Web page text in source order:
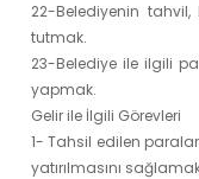
22-Belediyenin tahvil,
tutmak.
23-Belediye ile ilgili
yapmak.
Gelir ile İlgili Görevleri
1- Tahsil edilen
yatırılmasını